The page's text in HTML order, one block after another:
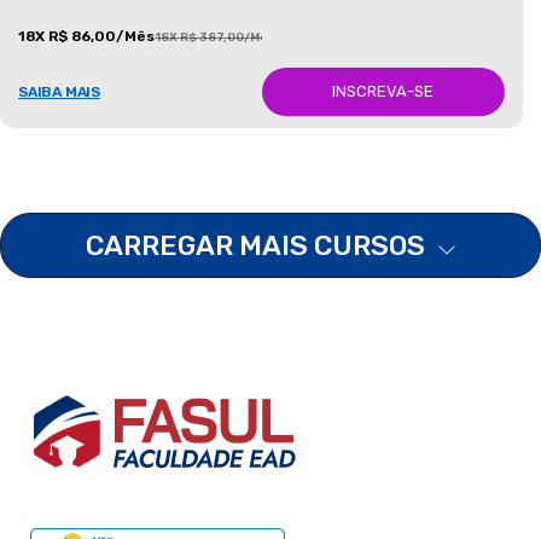
18X R$ 86,00/Mês18X R$ 387,00/Mês
SAIBA MAIS INSCREVA-SE
CARREGAR MAIS CURSOS